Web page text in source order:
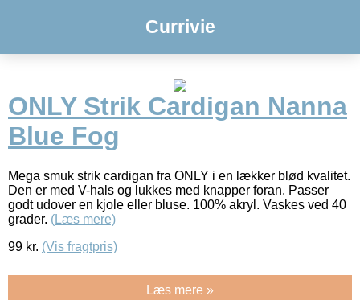
Currivie
ONLY Strik Cardigan Nanna
Blue Fog
Mega smuk strik cardigan fra ONLY i en lækker blød kvalitet.
Den er med V-hals og lukkes med knapper foran. Passer
godt udover en kjole eller bluse. 100% akryl. Vaskes ved 40
grader. (Læs mere)
99 kr. (Vis fragtpris)
Læs mere »